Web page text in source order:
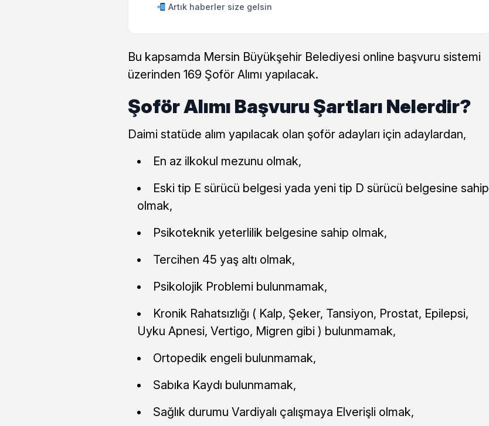
Artık haberler size gelsin
Bu kapsamda Mersin Büyükşehir Belediyesi online başvuru sistemi
üzerinden 169 Şoför Alımı yapılacak.
Şoför Alımı Başvuru Şartları Nelerdir?
Daimi statüde alım yapılacak olan şoför adayları için adaylardan,
En az ilkokul mezunu olmak,
Eski tip E sürücü belgesi yada yeni tip D sürücü belgesine sahip
olmak,
Psikoteknik yeterlilik belgesine sahip olmak,
Tercihen 45 yaş altı olmak,
Psikolojik Problemi bulunmamak,
Kronik Rahatsızlığı ( Kalp, Şeker, Tansiyon, Prostat, Epilepsi,
Uyku Apnesi, Vertigo, Migren gibi ) bulunmamak,
Ortopedik engeli bulunmamak,
Sabıka Kaydı bulunmamak,
Sağlık durumu Vardiyalı çalışmaya Elverişli olmak,